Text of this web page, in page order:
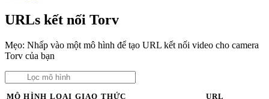
URLs kết nối Torv
Mẹo: Nhấp vào một mô hình để tạo URL kết nối video cho camera
Torv của bạn
MÔ HÌNH LOẠI GIAO THỨC URL